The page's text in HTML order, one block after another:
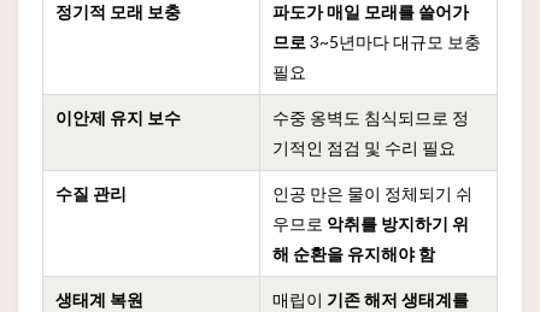
정기적 모래 보충
파도가 매일 모래를 쓸어가
므로 3~5년마다 대규모 보충
필요
이안제 유지 보수
수중 옹벽도 침식되므로 정
기적인 점검 및 수리 필요
수질 관리
인공 만은 물이 정체되기 쉬
우므로 악취를 방지하기 위
해 순환을 유지해야 함
생태계 복원 매립이 기존 해저 생태계를